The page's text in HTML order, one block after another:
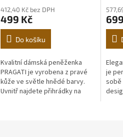
412,40 Kč bez DPH
499 Kč
Do košíku
Kvalitní dámská peněženka
PRAGATI je vyrobena z pravé
kůže ve světle hnědé barvy.
Uvnitř najdete přihrádky na
je
sobě